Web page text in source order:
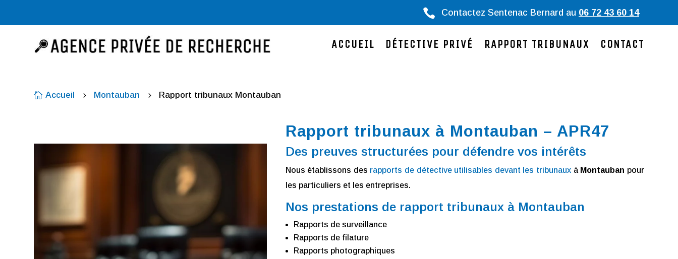
 Contactez Sentenac Bernard au 06 72 43 60 14
ACCUEIL DÉTECTIVE PRIVÉ RAPPORT TRIBUNAUX CONTACT
 Accueil 5 Montauban 5 Rapport tribunaux Montauban
Rapport tribunaux à Montauban – APR47
Des preuves structurées pour défendre vos intérêts
Nous établissons des rapports de détective utilisables devant les tribunauxà Montauban pour
les particuliers et les entreprises.
Nos prestations de rapport tribunaux à Montauban
Rapports de surveillance
Rapports de filature
Rapports photographiques